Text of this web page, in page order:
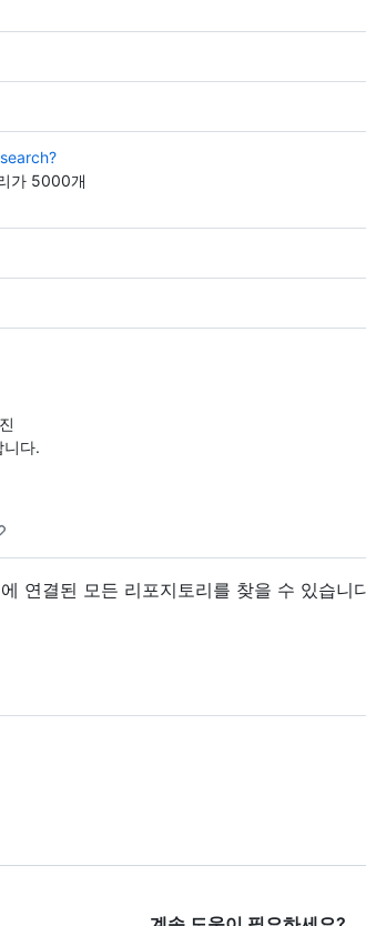
가 5000개
니다.
연결된 모든 리포지토리를 찾을 수 있습니